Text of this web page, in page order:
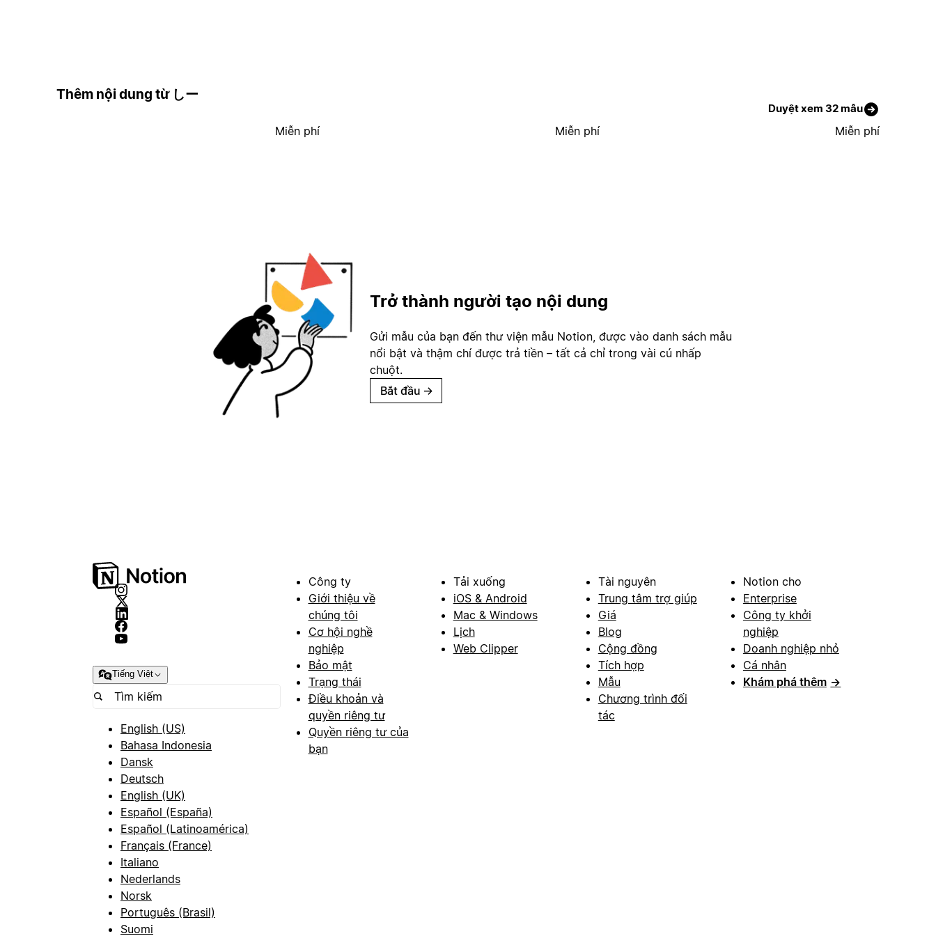
Thêm nội dung từ しー
Duyệt xem 32 mẫu
Miễn phí Miễn phí Miễn phí
Trở thành người tạo nội dung
Gửi mẫu của bạn đến thư viện mẫu Notion, được vào danh sách mẫu
nổi bật và thậm chí được trả tiền – tất cả chỉ trong vài cú nhấp
chuột.
Bắt đầu →
Tiếng Việt
English (US)
Bahasa Indonesia
Dansk
Deutsch
English (UK)
Español (España)
Español (Latinoamérica)
Français (France)
Italiano
Nederlands
Norsk
Português (Brasil)
Suomi
Công ty
Giới thiệu về
chúng tôi
Cơ hội nghề
nghiệp
Bảo mật
Trạng thái
Điều khoản và
quyền riêng tư
Quyền riêng tư của
bạn
Tải xuống
iOS & Android
Mac & Windows
Lịch
Web Clipper
Tài nguyên
Trung tâm trợ giúp
Giá
Blog
Cộng đồng
Tích hợp
Mẫu
Chương trình đối
tác
Notion cho
Enterprise
Công ty khởi
nghiệp
Doanh nghiệp nhỏ
Cá nhân
Khám phá thêm →